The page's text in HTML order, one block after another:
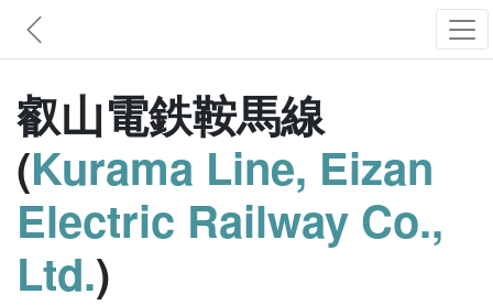
叡山電鉄鞍馬線
(Kurama Line, Eizan
Electric Railway Co.,
Ltd.)